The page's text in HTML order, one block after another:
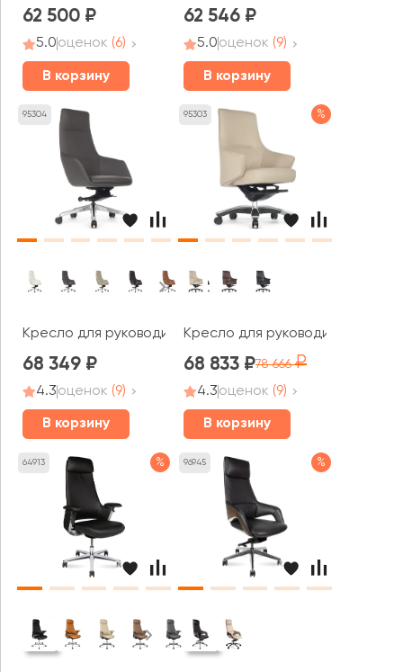
62 500
5.0оценок (6)
В корзину
62 546
5.0оценок (9)
В корзину
95304
Кресло для руководителя RV ДИЗАЙН Соул / Soul
68 349
4.3оценок (9)
В корзину
95303 %
Кресло для руководителя RV
68 833 78 666
4.3оценок (9)
В корзину
64913 % 96945 %